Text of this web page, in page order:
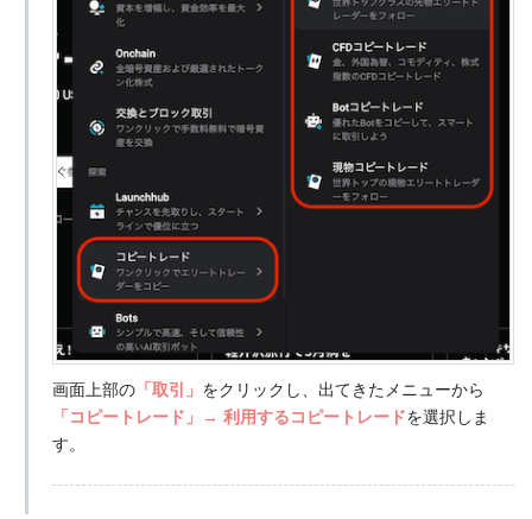
画面上部の「取引」 をクリックし、出てきたメニューから
「コピートレード」→ 利用するコピートレードを選択しま
す。